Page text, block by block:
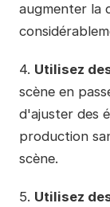
augmenter la
4. Utilisez
scène en
d'ajuster des
production
scène.
5. Utilisez